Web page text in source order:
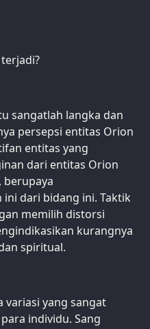
sangatlah langka dan
persepsi entitas Orion
entitas yang
dari entitas Orion
berupaya
dari bidang ini. Taktik
memilih distorsi
kurangnya
spiritual.
variasi yang sangat
individu. Sang